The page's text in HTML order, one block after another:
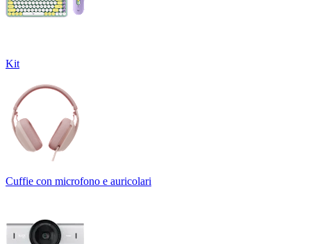
Kit
Cuffie con microfono e auricolari